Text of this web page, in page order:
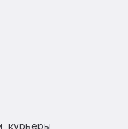
курьеры,